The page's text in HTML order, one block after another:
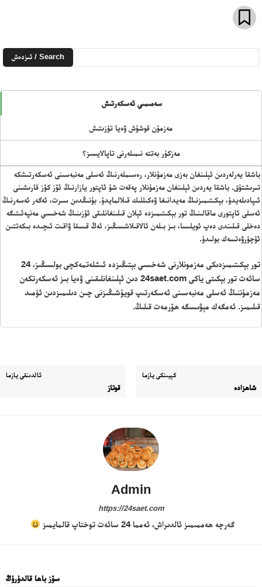
Search / ئىزدەش
سەمىمىي ئەسكەرتىش
مەزمۇن قوشۇش ۋەيا تۈزىتىش
مەزكۇر بەتتە نىمىلەرنى تاپالايسىز؟
باشقا يەرلەردىن ئېلىنغان بەزى مەزمۇنلار، رەسىملەرنىڭ ئەسلى مەنبەسىنى ئەسكەرتىشكە
تىرىشتۇق. باشقا يەردىن ئېلىنغان مەزمۇنلار پەقەت شۇ ئاپتور يازارنىڭ ئۆز كۆز قارىشىنى
ئىپادىلەيدۇ، بېكىتىمىزنىڭ مەيدانىغا ۋەكىللىك قىلالمايدۇ. بۇنىڭدىن سىرت، ئەگەر ئەسەرنىڭ
ئەسلى ئاپتورى ماقالىنىڭ تور بېكىتىمىزدە ئېلان قىلىنغانلىقى ئۆزىنىڭ شەخسىي مەنپەئىتىگە
دەخلى قىلىندى دەپ ئويلىسا، بىز بىلەن ئالاقىلاشسىڭىز، ئەڭ قىسقا ۋاقىت ئىچىدە بىكەتتىن
ئۆچۈرۋەتسەك بولىدۇ.
تور بېكىتىمىزدىكى مەزمونلارنى شەخسىي بېتىڭىزدە ئىشلەتمەكچى بولسىڭىز، 24
سائەت تور بېكىتى ياكى 24saet.com دىن ئېلىنغانلىقىنى ۋەيا بىز ئەسكەرتكەن
مەزمۇننىڭ ئەسلى مەنبەسىنى ئەسكەرتىپ قويۇشىڭىزنى چىن دىلىمىزدىن ئۈمىد
قىلىمىز. ئەمگەك مېۋىسىگە ھۆرمەت قىلىڭ.
ئالدىنقى يازما
قوتاز
كېيىنكى يازما
شاھزادە
Admin
https://24saet.com
گەرچە ھەممىمىز ئالدىراش، ئەمما 24 سائەت توختاپ قالمايمىز
سۆز باھا قالدۇرۇڭ